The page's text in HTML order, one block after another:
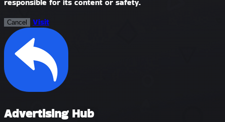
Cancel Visit
Advertising Hub